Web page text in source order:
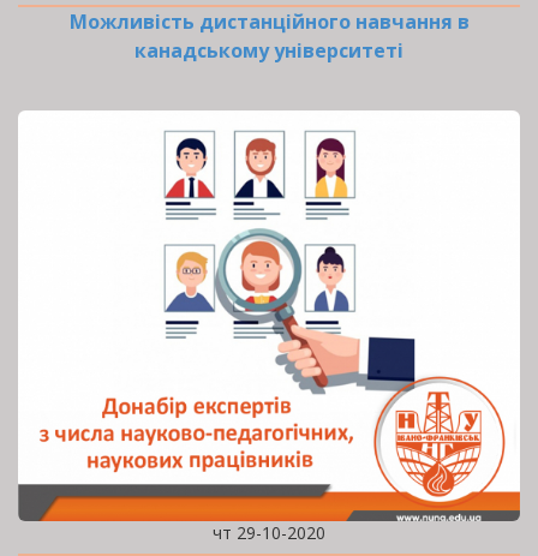
Можливість дистанційного навчання в
канадському університеті
чт 29-10-2020